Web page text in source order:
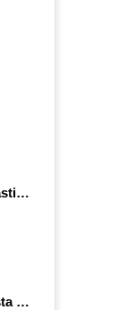
Érase una vez...un castillo medieval
Dossier teoría y puesta en práctica Äprendizaje Basado en Juegos en Educación Infantil y Primaria